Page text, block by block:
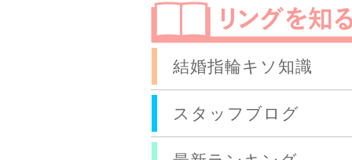
結婚指輪キソ知識
スタッフブログ